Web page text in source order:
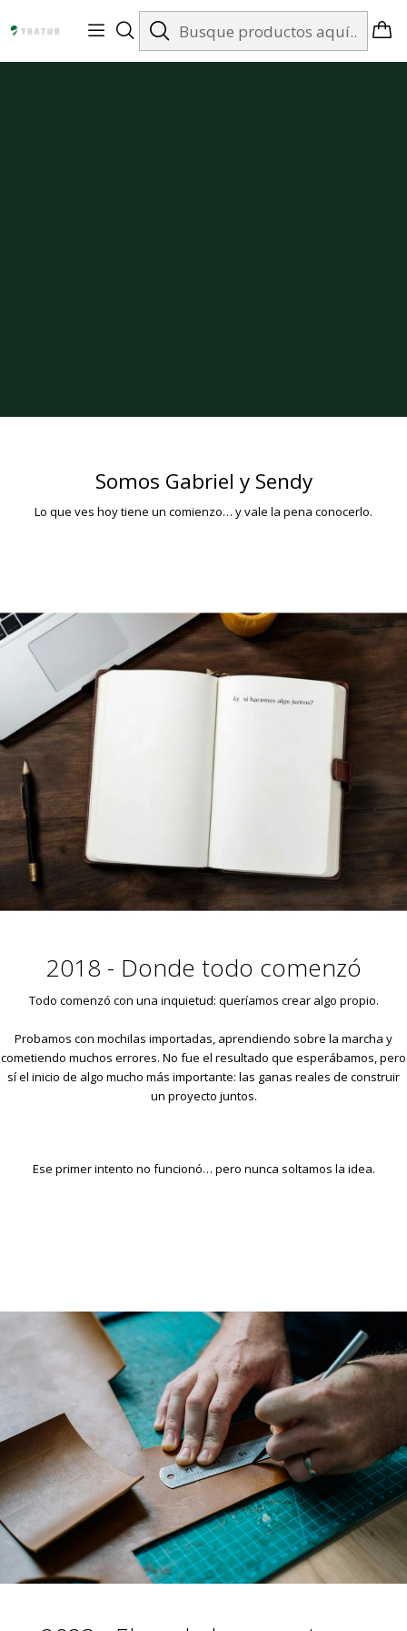
Envíos gratis en Santiago desde $99.990
Somos Gabriel y Sendy
Lo que ves hoy tiene un comienzo… y vale la pena conocerlo.
2018 - Donde todo comenzó
Todo comenzó con una inquietud: queríamos crear algo propio.
Probamos con mochilas importadas, aprendiendo sobre la marcha y
cometiendo muchos errores. No fue el resultado que esperábamos, pero
sí el inicio de algo mucho más importante: las ganas reales de construir
un proyecto juntos.
Ese primer intento no funcionó… pero nunca soltamos la idea.